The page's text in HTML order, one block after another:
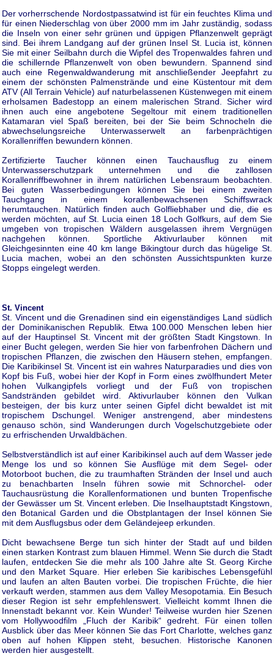
Der vorherrschende Nordostpassatwind ist für ein feuchtes Klima und
für einen Niederschlag von über 2000 mm im Jahr zuständig, sodass
die Inseln von einer sehr grünen und üppigen Pflanzenwelt geprägt
sind. Bei ihrem Landgang auf der grünen Insel St. Lucia ist, können
Sie mit einer Seilbahn durch die Wipfel des Tropenwaldes fahren und
die schillernde Pflanzenwelt von oben bewundern. Spannend sind
auch eine Regenwaldwanderung mit anschließender Jeepfahrt zu
einem der schönsten Palmenstrände und eine Küstentour mit dem
ATV (All Terrain Vehicle) auf naturbelassenen Küstenwegen mit einem
erholsamen Badestopp an einem malerischen Strand. Sicher wird
ihnen auch eine angebotene Segeltour mit einem traditionellen
Katamaran viel Spaß bereiten, bei der Sie beim Schnocheln die
abwechselungsreiche Unterwasserwelt an farbenprächtigen
Korallenriffen bewundern können.
Zertifizierte Taucher können einen Tauchausflug zu einem
Unterwasserschutzpark unternehmen und die zahllosen
Korallenriffbewohner in ihrem natürlichen Lebensraum beobachten.
Bei guten Wasserbedingungen können Sie bei einem zweiten
Tauchgang in einem korallenbewachsenen Schiffswrack
herumtauchen. Natürlich finden auch Golfliebhaber und die, die es
werden möchten, auf St. Lucia einen 18 Loch Golfkurs, auf dem Sie
umgeben von tropischen Wäldern ausgelassen ihrem Vergnügen
nachgehen können. Sportliche Aktivurlauber können mit
Gleichgesinnten eine 40 km lange Bikingtour durch das hügelige St.
Lucia machen, wobei an den schönsten Aussichtspunkten kurze
Stopps eingelegt werden.
St. Vincent
St. Vincent und die Grenadinen sind ein eigenständiges Land südlich
der Dominikanischen Republik. Etwa 100.000 Menschen leben hier
auf der Hauptinsel St. Vincent mit der größten Stadt Kingstown. In
einer Bucht gelegen, werden Sie hier von farbenfrohen Dächern und
tropischen Pflanzen, die zwischen den Häusern stehen, empfangen.
Die Karibikinsel St. Vincent ist ein wahres Naturparadies und dies von
Kopf bis Fuß, wobei hier der Kopf in Form eines zwölfhundert Meter
hohen Vulkangipfels vorliegt und der Fuß von tropischen
Sandstränden gebildet wird. Aktivurlauber können den Vulkan
besteigen, der bis kurz unter seinen Gipfel dicht bewaldet ist mit
tropischem Dschungel. Weniger anstrengend, aber mindestens
genauso schön, sind Wanderungen durch Vogelschutzgebiete oder
zu erfrischenden Urwaldbächen.
Selbstverständlich ist auf einer Karibikinsel auch auf dem Wasser jede
Menge los und so können Sie Ausflüge mit dem Segel- oder
Motorboot buchen, die zu traumhaften Stränden der Insel und auch
zu benachbarten Inseln führen sowie mit Schnorchel- oder
Tauchausrüstung die Korallenformationen und bunten Tropenfische
der Gewässer um St. Vincent erleben. Die Inselhauptstadt Kingstown,
den Botanical Garden und die Obstplantagen der Insel können Sie
mit dem Ausflugsbus oder dem Geländejeep erkunden.
Dicht bewachsene Berge tun sich hinter der Stadt auf und bilden
einen starken Kontrast zum blauen Himmel. Wenn Sie durch die Stadt
laufen, entdecken Sie die mehr als 100 Jahre alte St. Georg Kirche
und den Market Square. Hier erleben Sie karibisches Lebensgefühl
und laufen an alten Bauten vorbei. Die tropischen Früchte, die hier
verkauft werden, stammen aus dem Valley Mesopotamia. Ein Besuch
dieser Region ist sehr empfehlenswert. Vielleicht kommt Ihnen die
Innenstadt bekannt vor. Kein Wunder! Teilweise wurden hier Szenen
vom Hollywoodfilm „Fluch der Karibik“ gedreht. Für einen tollen
Ausblick über das Meer können Sie das Fort Charlotte, welches ganz
oben auf hohen Klippen steht, besuchen. Historische Kanonen
werden hier ausgestellt.